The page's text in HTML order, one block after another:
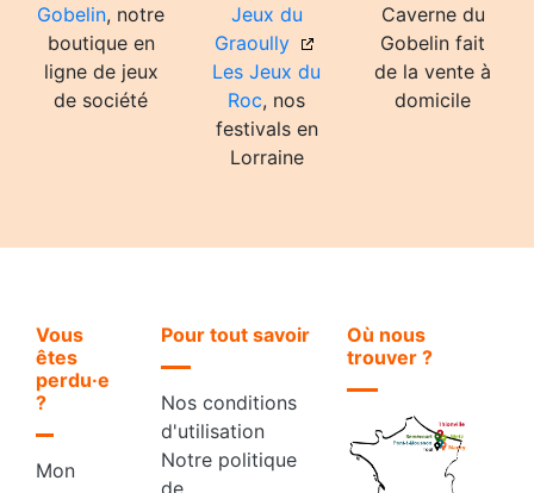
Gobelin, notre
boutique en
ligne de jeux
de société
Jeux du
Graoully
Les Jeux du
Roc, nos
festivals en
Lorraine
Caverne du
Gobelin fait
de la vente à
domicile
Vous
êtes
perdu·e
?
Mon
Pour tout savoir
Nos conditions
d'utilisation
Notre politique
de
Où nous
trouver ?